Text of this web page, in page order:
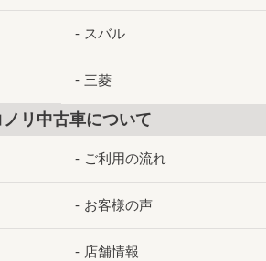
スバル
三菱
ノリ中古車について
ご利用の流れ
お客様の声
店舗情報